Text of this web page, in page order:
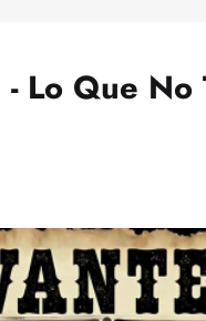
Lo Que No